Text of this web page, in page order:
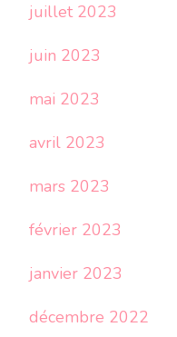
juillet 2023
juin 2023
mai 2023
avril 2023
mars 2023
février 2023
janvier 2023
décembre 2022